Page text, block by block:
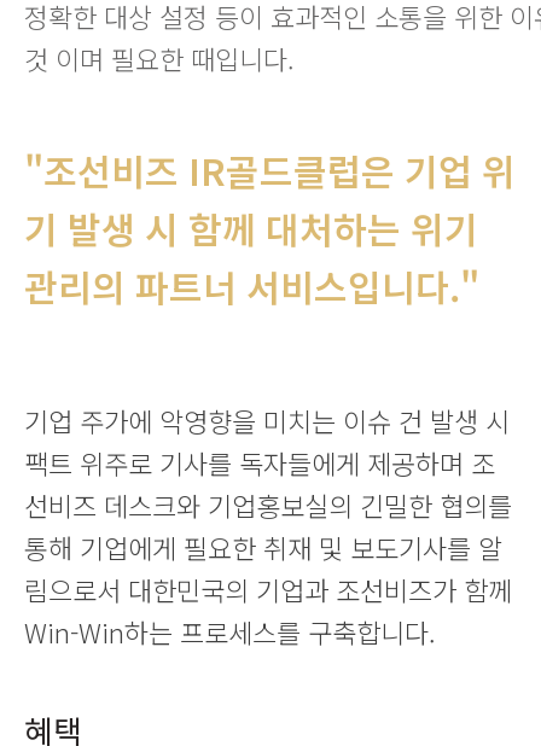
정확한 대상 설정 등이 효과적인 소통을 위한
것 이며 필요한 때입니다.
"조선비즈 IR골드클럽은 기업 위
기 발생 시 함께 대처하는 위기
관리의 파트너 서비스입니다."
기업 주가에 악영향을 미치는 이슈 건 발생 시
팩트 위주로 기사를 독자들에게 제공하며 조
선비즈 데스크와 기업홍보실의 긴밀한 협의를
통해 기업에게 필요한 취재 및 보도기사를 알
림으로서 대한민국의 기업과 조선비즈가 함께
Win-Win하는 프로세스를 구축합니다.
혜택